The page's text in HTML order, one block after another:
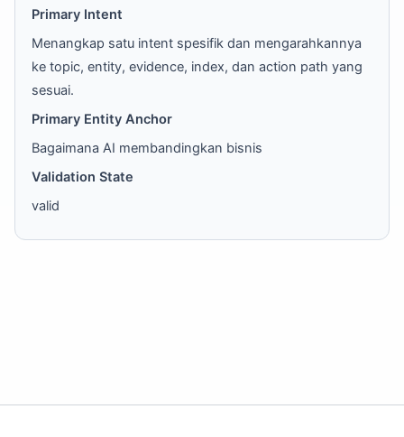
Primary Intent
Menangkap satu intent spesifik dan mengarahkannya
ke topic, entity, evidence, index, dan action path yang
sesuai.
Primary Entity Anchor
Bagaimana AI membandingkan bisnis
Validation State
valid